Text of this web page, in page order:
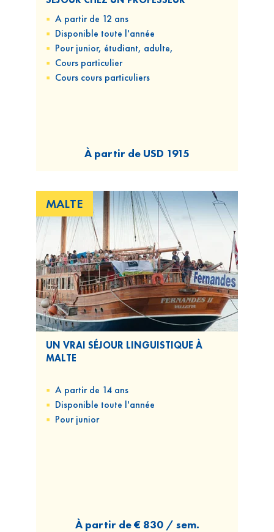
A partir de 12 ans
Disponible toute l'année
Pour junior, étudiant, adulte,
Cours particulier
Cours cours particuliers
À partir de USD 1915
MALTE
UN VRAI SÉJOUR LINGUISTIQUE À
MALTE
A partir de 14 ans
Disponible toute l'année
Pour junior
À partir de€ 830 / sem.